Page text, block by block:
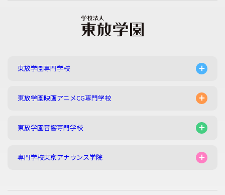
東放学園専門学校
東放学園映画アニメCG専門学校
東放学園音響専門学校
専門学校東京アナウンス学院